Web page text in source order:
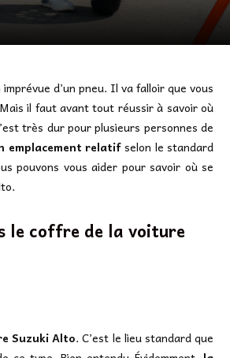
d’un pneu. Il va falloir que vous
il faut avant tout réussir à savoir où
très dur pour plusieurs personnes de
emplacement relatif selon le standard
pouvons vous aider pour savoir où se
le coffre de la voiture
Suzuki Alto. C’est le lieu standard que